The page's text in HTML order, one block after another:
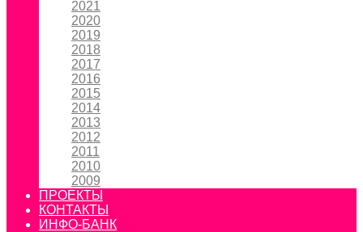
2021
2020
2019
2018
2017
2016
2015
2014
2013
2012
2011
2010
2009
ПРОЕКТЫ
КОНТАКТЫ
ИНФО-БАНК